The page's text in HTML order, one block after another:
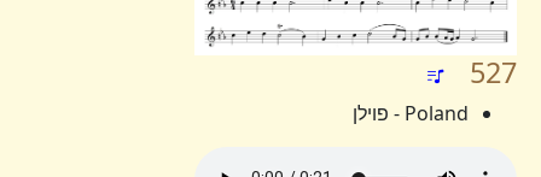
527
Poland - פוילן